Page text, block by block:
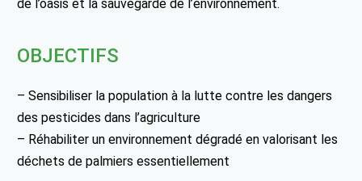
de l’oasis et la sauvegarde de l’environnement.
OBJECTIFS
– Sensibiliser la population à la lutte contre les dangers
des pesticides dans l’agriculture
– Réhabiliter un environnement dégradé en valorisant les
déchets de palmiers essentiellement